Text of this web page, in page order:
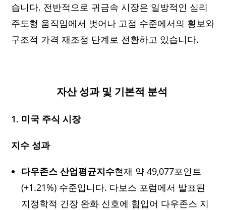
습니다. 전반적으로 귀금속 시장은 일방적인 심리
주도형 움직임에서 벗어나 고점 수준에서의 횡보와
구조적 가격 재조정 단계로 전환하고 있습니다.
자산 성과 및 기본적 분석
1. 미국 주식 시장
지수 성과
다우존스 산업평균지수현재 약 49,077포인트
(+1.21%) 수준입니다. 다보스 포럼에서 발표된
지정학적 긴장 완화 신호에 힘입어 다우존스 지